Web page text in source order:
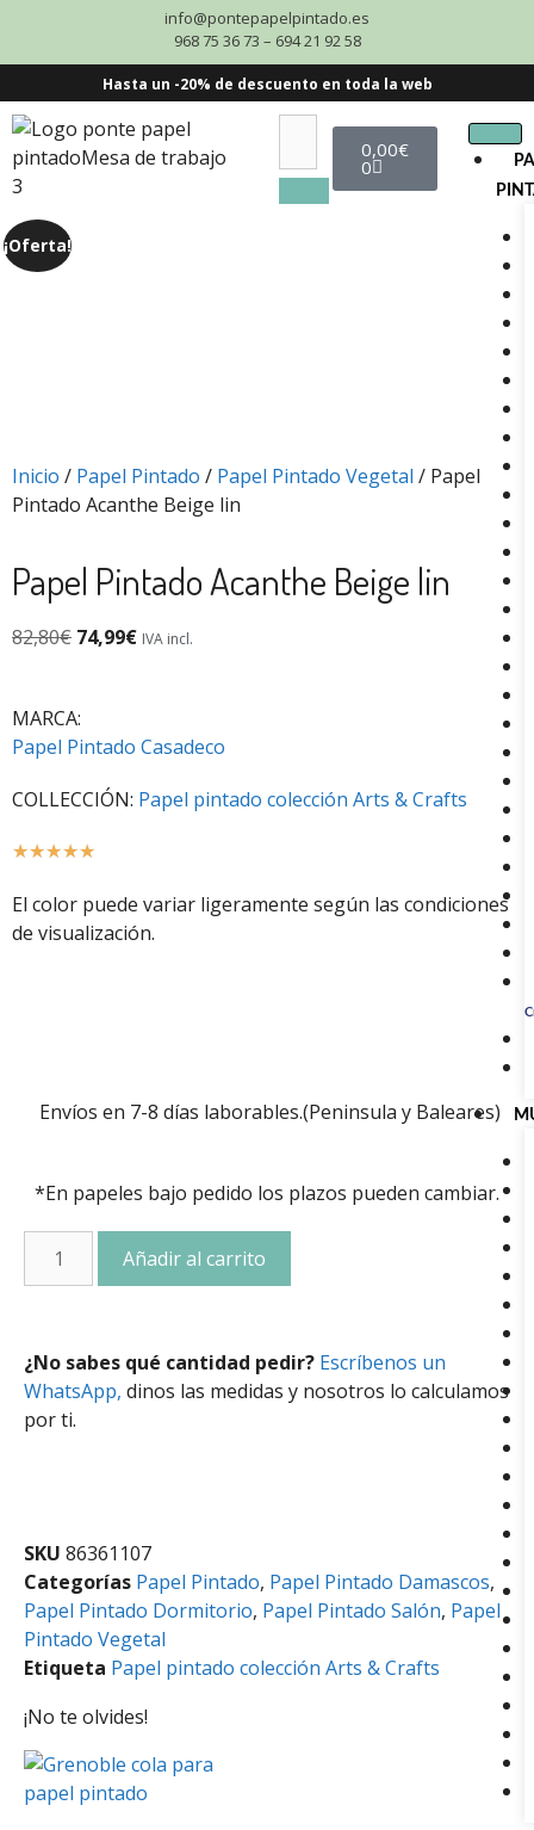
info@pontepapelpintado.es
968 75 36 73 – 694 21 92 58
Hasta un -20% de descuento en toda la web
0,00€
0
¡Oferta!
Inicio / Papel Pintado / Papel Pintado Vegetal / Papel
Pintado Acanthe Beige lin
Papel Pintado Acanthe Beige lin
82,80€ 74,99€ IVA incl.
MARCA:
Papel Pintado Casadeco
COLLECCIÓN: Papel pintado colección Arts & Crafts
☆☆☆☆☆
El color puede variar ligeramente según las condiciones
de visualización.
Envíos en 7-8 días laborables.(Peninsula y Baleares)
*En papeles bajo pedido los plazos pueden cambiar.
Añadir al carrito
¿No sabes qué cantidad pedir? Escríbenos un
WhatsApp, dinos las medidas y nosotros lo calculamos
por ti.
SKU 86361107
Categorías Papel Pintado, Papel Pintado Damascos,
Papel Pintado Dormitorio, Papel Pintado Salón, Papel
Pintado Vegetal
Etiqueta Papel pintado colección Arts & Crafts
¡No te olvides!